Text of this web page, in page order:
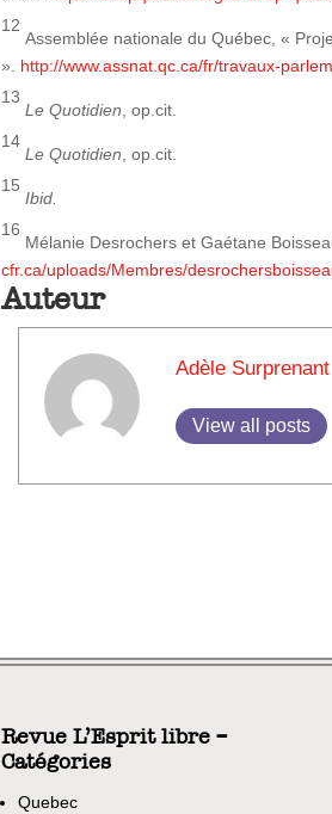
12
Assemblée nationale du Québec, «
». http://www.assnat.qc.ca/fr/travaux-
13
Le Quotidien , op.cit.
14
Le Quotidien , op.cit.
15
Ibid.
16
Mélanie Desrochers et Gaétane
cfr.ca/uploads/Membres/
Auteur
Adèle Surprenant
View all posts
Revue L’Esprit libre –
Catégories
Quebec